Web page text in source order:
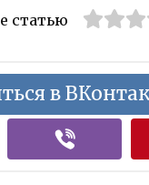
статью
в